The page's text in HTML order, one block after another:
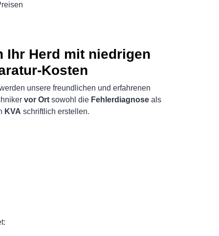
Ihr Herd mit niedrigen
Kosten
unsere freundlichen und erfahrenen
vor Ort sowohl die Fehlerdiagnose als
KVA schriftlich erstellen.